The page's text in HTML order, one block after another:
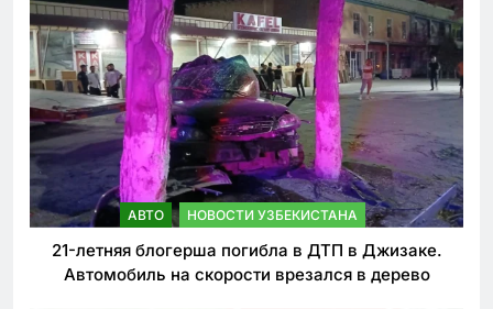
АВТО НОВОСТИ УЗБЕКИСТАНА
21-летняя блогерша погибла в ДТП в Джизаке.
Автомобиль на скорости врезался в дерево